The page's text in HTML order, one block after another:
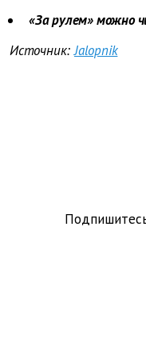
«За рулем» можно
Источник: Jalopnik